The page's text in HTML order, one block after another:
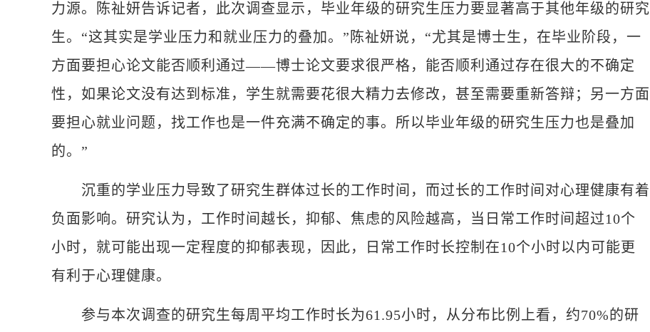
力源。陈祉妍告诉记者，此次调查显示，毕业年级的研究生压力要显著高于其他年级的研究
生。“这其实是学业压力和就业压力的叠加。”陈祉妍说，“尤其是博士生，在毕业阶段，一
方面要担心论文能否顺利通过——博士论文要求很严格，能否顺利通过存在很大的不确定
性，如果论文没有达到标准，学生就需要花很大精力去修改，甚至需要重新答辩；另一方面
要担心就业问题，找工作也是一件充满不确定的事。所以毕业年级的研究生压力也是叠加
的。”
沉重的学业压力导致了研究生群体过长的工作时间，而过长的工作时间对心理健康有着
负面影响。研究认为，工作时间越长，抑郁、焦虑的风险越高，当日常工作时间超过10个
小时，就可能出现一定程度的抑郁表现，因此，日常工作时长控制在10个小时以内可能更
有利于心理健康。
参与本次调查的研究生每周平均工作时长为61.95小时，从分布比例上看，约70%的研